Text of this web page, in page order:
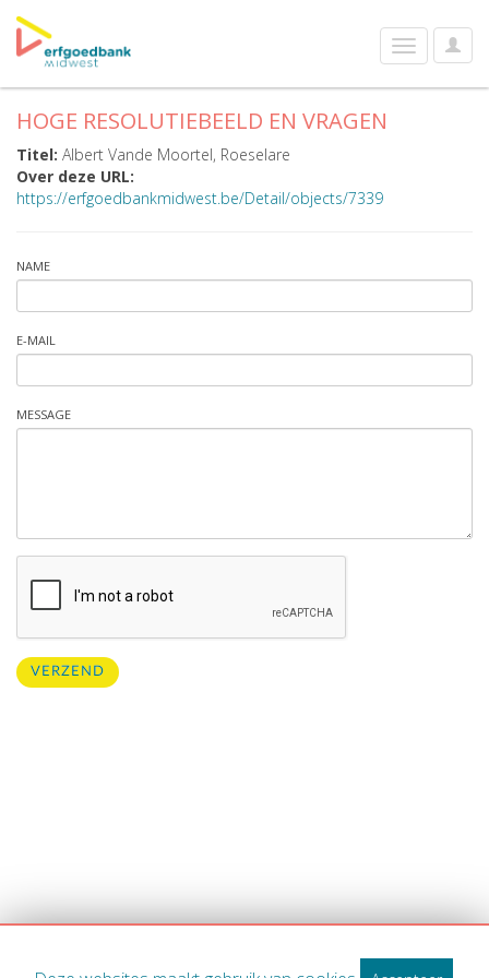
User
Toggle
navigation
HOGE RESOLUTIEBEELD EN VRAGEN
Titel: Albert Vande Moortel, Roeselare
Over deze URL:
https://erfgoedbankmidwest.be/Detail/objects/7339
NAME
E-MAIL
MESSAGE
VERZEND